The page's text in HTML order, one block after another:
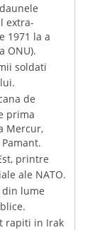
extra-
1971 la a
ONU).
soldati
de
prima
Mercur,
printre
ale NATO.
lume
rapiti in Irak